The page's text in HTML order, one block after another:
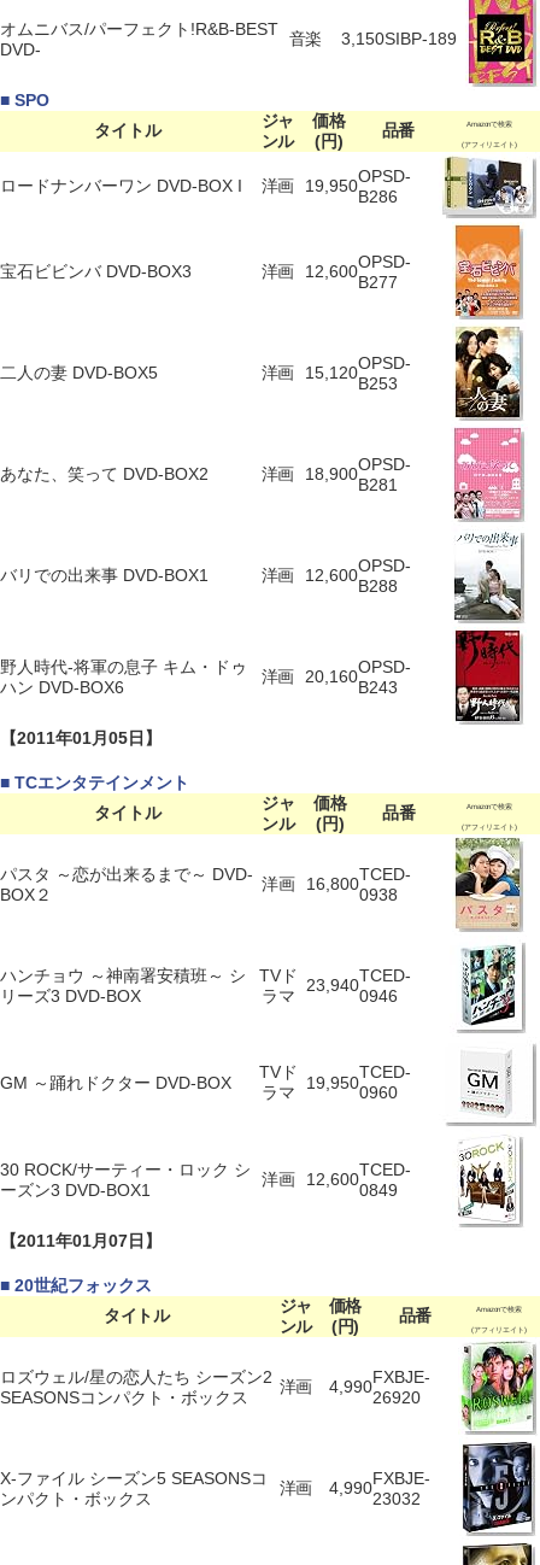
オムニバス/パーフェクト!R&B-BEST
DVD-
音楽 3,150SIBP-189
■ SPO
タイトル
ジャ
ンル
価格
(円)
品番 Amazonで検索
(アフィリエイト)
ロードナンバーワン DVD-BOX I 洋画 19,950OPSD-
B286
宝石ビビンバ DVD-BOX3 洋画 12,600OPSD-
B277
二人の妻 DVD-BOX5 洋画 15,120OPSD-
B253
あなた、笑って DVD-BOX2 洋画 18,900OPSD-
B281
バリでの出来事 DVD-BOX1 洋画 12,600OPSD-
B288
野人時代-将軍の息子 キム・ドゥ
ハン DVD-BOX6
洋画 20,160OPSD-
B243
【2011年01月05日】
■ TCエンタテインメント
タイトル
ジャ
ンル
価格
(円)
品番 Amazonで検索
(アフィリエイト)
パスタ ～恋が出来るまで～ DVD-
BOX２
洋画 16,800TCED-
0938
ハンチョウ ～神南署安積班～ シ
リーズ3 DVD-BOX
TVド
ラマ
23,940TCED-
0946
GM ～踊れドクター DVD-BOX
TVド
ラマ
19,950
TCED-
0960
30 ROCK/サーティー・ロック シ
ーズン3 DVD-BOX1
洋画 12,600TCED-
0849
【2011年01月07日】
■ 20世紀フォックス
タイトル
ジャ
ンル
価格
(円)
品番 Amazonで検索
(アフィリエイト)
ロズウェル/星の恋人たち シーズン2
SEASONSコンパクト・ボックス
洋画 4,990FXBJE-
26920
X-ファイル シーズン5 SEASONSコ
ンパクト・ボックス
洋画 4,990FXBJE-
23032